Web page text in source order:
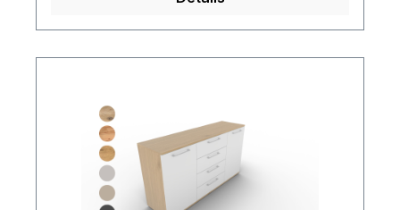
Lackvarianten konfiguriert werden.